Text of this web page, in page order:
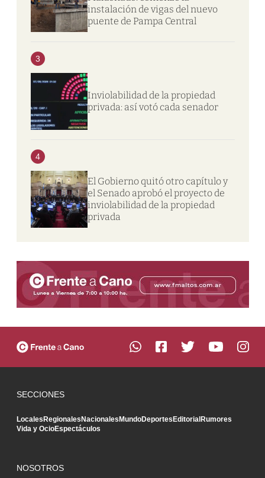
instalación de vigas del nuevo
puente de Pampa Central
3
Inviolabilidad de la propiedad
privada: así votó cada senador
4
El Gobierno quitó otro capítulo y
el Senado aprobó el proyecto de
inviolabilidad de la propiedad
privada
SECCIONES
LocalesRegionalesNacionalesMundoDeportesEditorialRumores
Vida y OcioEspectáculos
NOSOTROS